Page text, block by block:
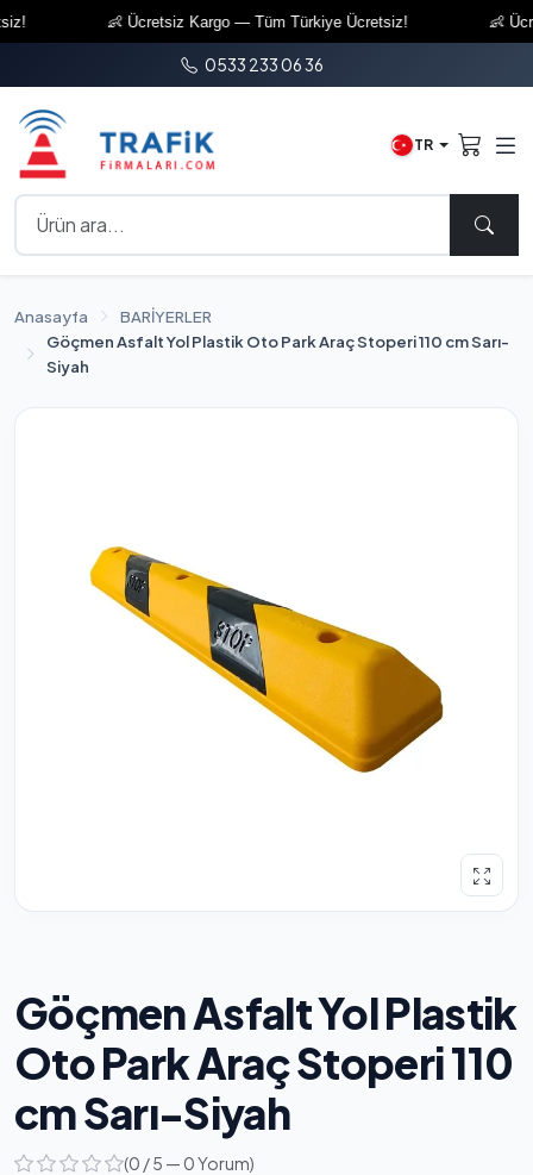
👶 Ücretsiz Kargo — Tüm Türkiye Ücretsiz! 👶
0533 233 06 36
TR
Anasayfa
BARİYERLER
Göçmen Asfalt Yol Plastik Oto Park Araç Stoperi 110 cm Sarı-
Siyah
Göçmen Asfalt Yol Plastik
Oto Park Araç Stoperi 110
cm Sarı-Siyah
(0 / 5 — 0 Yorum)